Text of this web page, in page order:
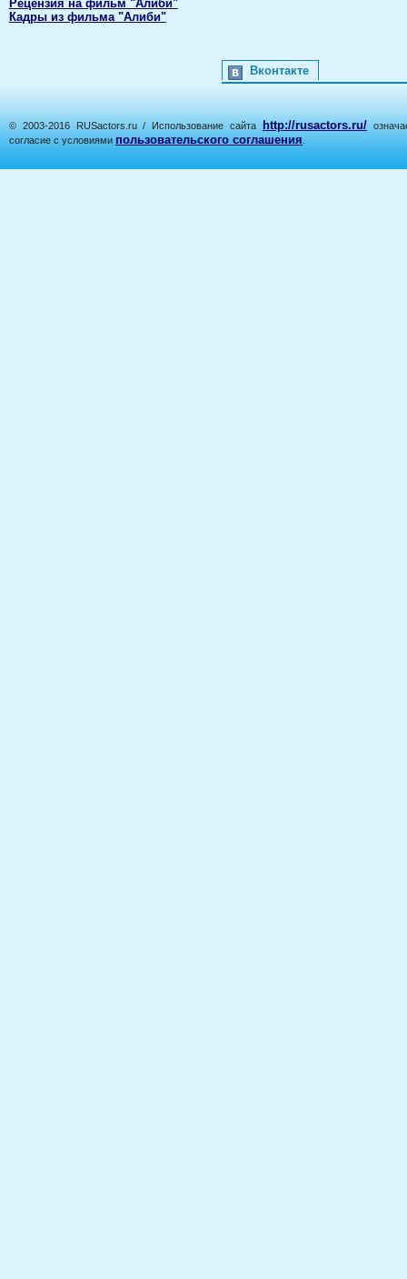
Рецензия на фильм "Алиби"
Кадры из фильма "Алиби"
Вконтакте
© 2003-2016 RUSactors.ru / Использование сайта http://rusactors.ru/
согласие с условиями пользовательского соглашения